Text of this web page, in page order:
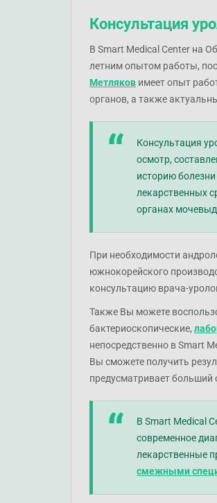
Консультация
В Smart Medical Center на
летним опытом работы,
Метляков имеет опыт
органов, а также
Консультация
осмотр,
историю
лекарственных
органах
При необходимости
южнокорейского
консультацию врача-
Также Вы можете
бактериоскопические,
непосредственно в Smart
Вы сможете получить
предусматривает больший
В Smart Medical
современное
лекарственные
смежными